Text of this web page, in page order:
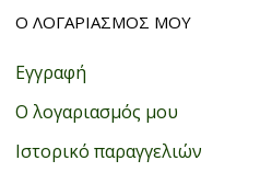
Ο ΛΟΓΑΡΙΑΣΜΟΣ ΜΟΥ
Εγγραφή
Ο λογαριασμός μου
Ιστορικό παραγγελιών